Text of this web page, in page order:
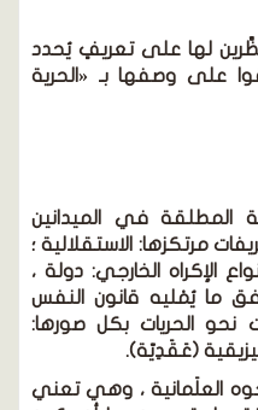
لها على تعريفٍ يُحدد
على وصفها بـ «الحرية
المطلقة في الميدانين
مرتكزها: الاستقلالية ؛
الإكراه الخارجي: دولة ،
ما يُمْليه قانون النفس
نحو الحريات بكل صورها:
(عَقَدِيّة).
العلَمانية ، وهي تعني